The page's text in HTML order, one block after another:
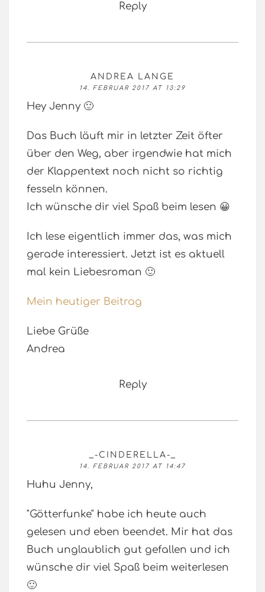
Reply
ANDREA LANGE
14. FEBRUAR 2017 AT 13:29
Hey Jenny 🙂
Das Buch läuft mir in letzter Zeit öfter
über den Weg, aber irgendwie hat mich
der Klappentext noch nicht so richtig
fesseln können.
Ich wünsche dir viel Spaß beim lesen 😀
Ich lese eigentlich immer das, was mich
gerade interessiert. Jetzt ist es aktuell
mal kein Liebesroman 🙂
Mein heutiger Beitrag
Liebe Grüße
Andrea
Reply
_-CINDERELLA-_
14. FEBRUAR 2017 AT 14:47
Huhu Jenny,
"Götterfunke" habe ich heute auch
gelesen und eben beendet. Mir hat das
Buch unglaublich gut gefallen und ich
wünsche dir viel Spaß beim weiterlesen
🙂